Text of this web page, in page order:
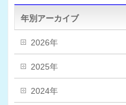
年別アーカイブ
2026年
2025年
2024年